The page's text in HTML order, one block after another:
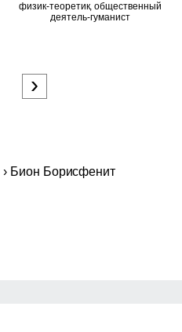
физик-теоретик, общественный
деятель-гуманист
›
› Бион Борисфенит